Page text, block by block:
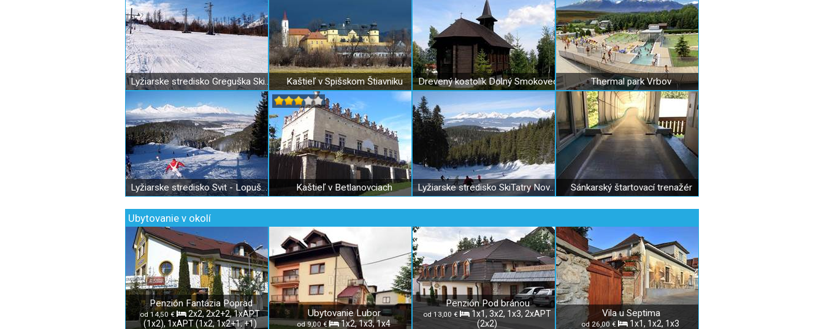
Lyžiarske stredisko Greguška Ski Pod lesom Kaštieľ v Spišskom Štiavniku Drevený kostolík Dolný Smokovec Thermal park Vrbov
Lyžiarske stredisko Svit - Lopušná dolina Kaštieľ v Betlanovciach Lyžiarske stredisko SkiTatry Nová Lopušná dolina Sánkarský štartovací trenažér
Ubytovanie v okolí
Penzión Fantázia Poprad
od 14,50 €
2x2, 2x2+2, 1xAPT
(1x2), 1xAPT (1x2, 1x2+1, +1)
Ubytovanie Lubor
od 9,00 € 1x2, 1x3, 1x4
Penzión Pod bránou
od 13,00 €
1x1, 3x2, 1x3, 2xAPT
(2x2)
Vila u Septima
od 26,00 € 1x1, 1x2, 1x3